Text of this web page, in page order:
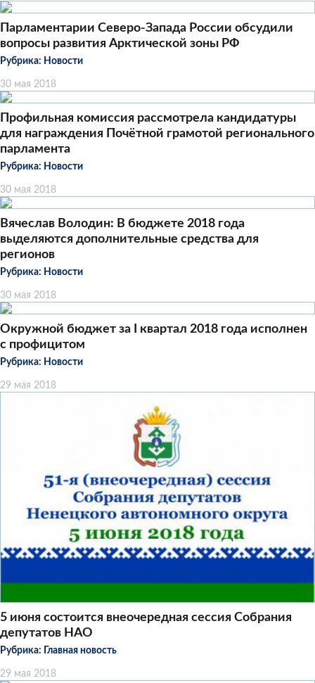
Парламентарии Северо-Запада России обсудили
вопросы развития Арктической зоны РФ
Рубрика: Новости
30 мая 2018
Профильная комиссия рассмотрела кандидатуры
для награждения Почётной грамотой регионального
парламента
Рубрика: Новости
30 мая 2018
Вячеслав Володин: В бюджете 2018 года
выделяются дополнительные средства для
регионов
Рубрика: Новости
30 мая 2018
Окружной бюджет за I квартал 2018 года исполнен
с профицитом
Рубрика: Новости
29 мая 2018
5 июня состоится внеочередная сессия Собрания
депутатов НАО
Рубрика: Главная новость
29 мая 2018